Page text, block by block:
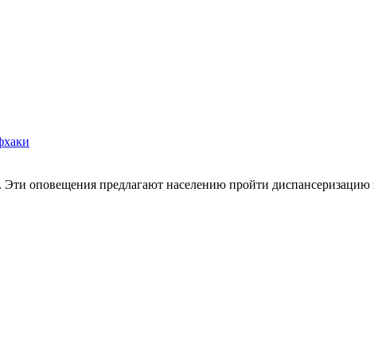
оповещения предлагают населению пройти диспансеризацию